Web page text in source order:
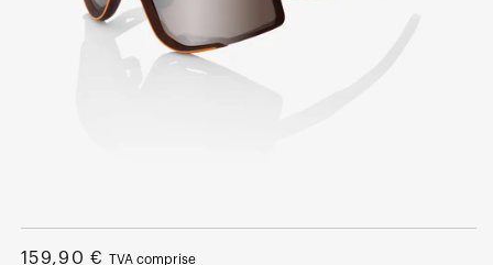
le
média
Prix
159,90 € TVA comprise